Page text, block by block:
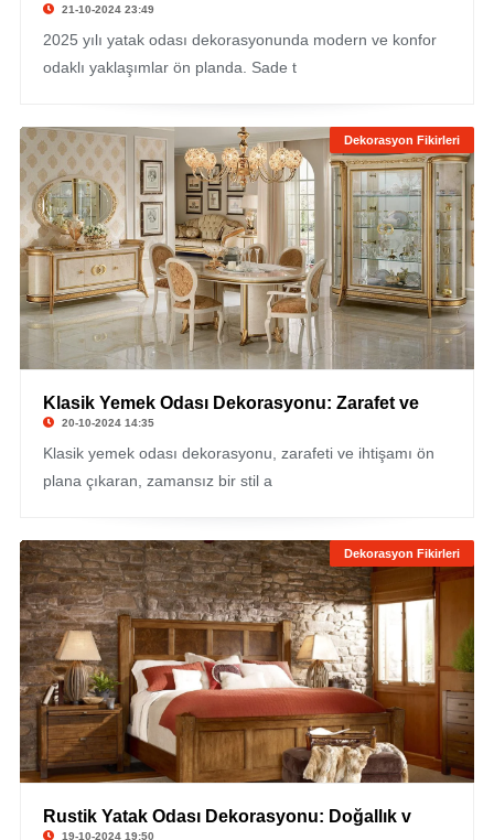
21-10-2024 23:49
2025 yılı yatak odası dekorasyonunda modern ve konfor
odaklı yaklaşımlar ön planda. Sade t
Dekorasyon Fikirleri
Klasik Yemek Odası Dekorasyonu: Zarafet ve
20-10-2024 14:35
Klasik yemek odası dekorasyonu, zarafeti ve ihtişamı ön
plana çıkaran, zamansız bir stil a
Dekorasyon Fikirleri
Rustik Yatak Odası Dekorasyonu: Doğallık v
19-10-2024 19:50